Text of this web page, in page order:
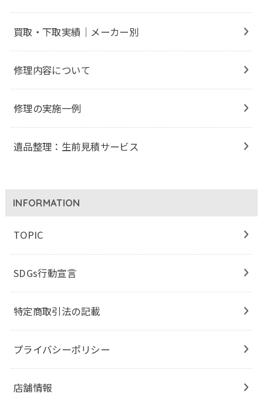
買取・下取実績｜メーカー別
修理内容について
修理の実施一例
遺品整理：生前見積サービス
INFORMATION
TOPIC
SDGs行動宣言
特定商取引法の記載
プライバシーポリシー
店舗情報